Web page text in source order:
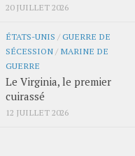
20 JUILLET 2026
ÉTATS-UNIS /GUERRE DE
SÉCESSION / MARINE DE
GUERRE
Le Virginia, le premier
cuirassé
12 JUILLET 2026